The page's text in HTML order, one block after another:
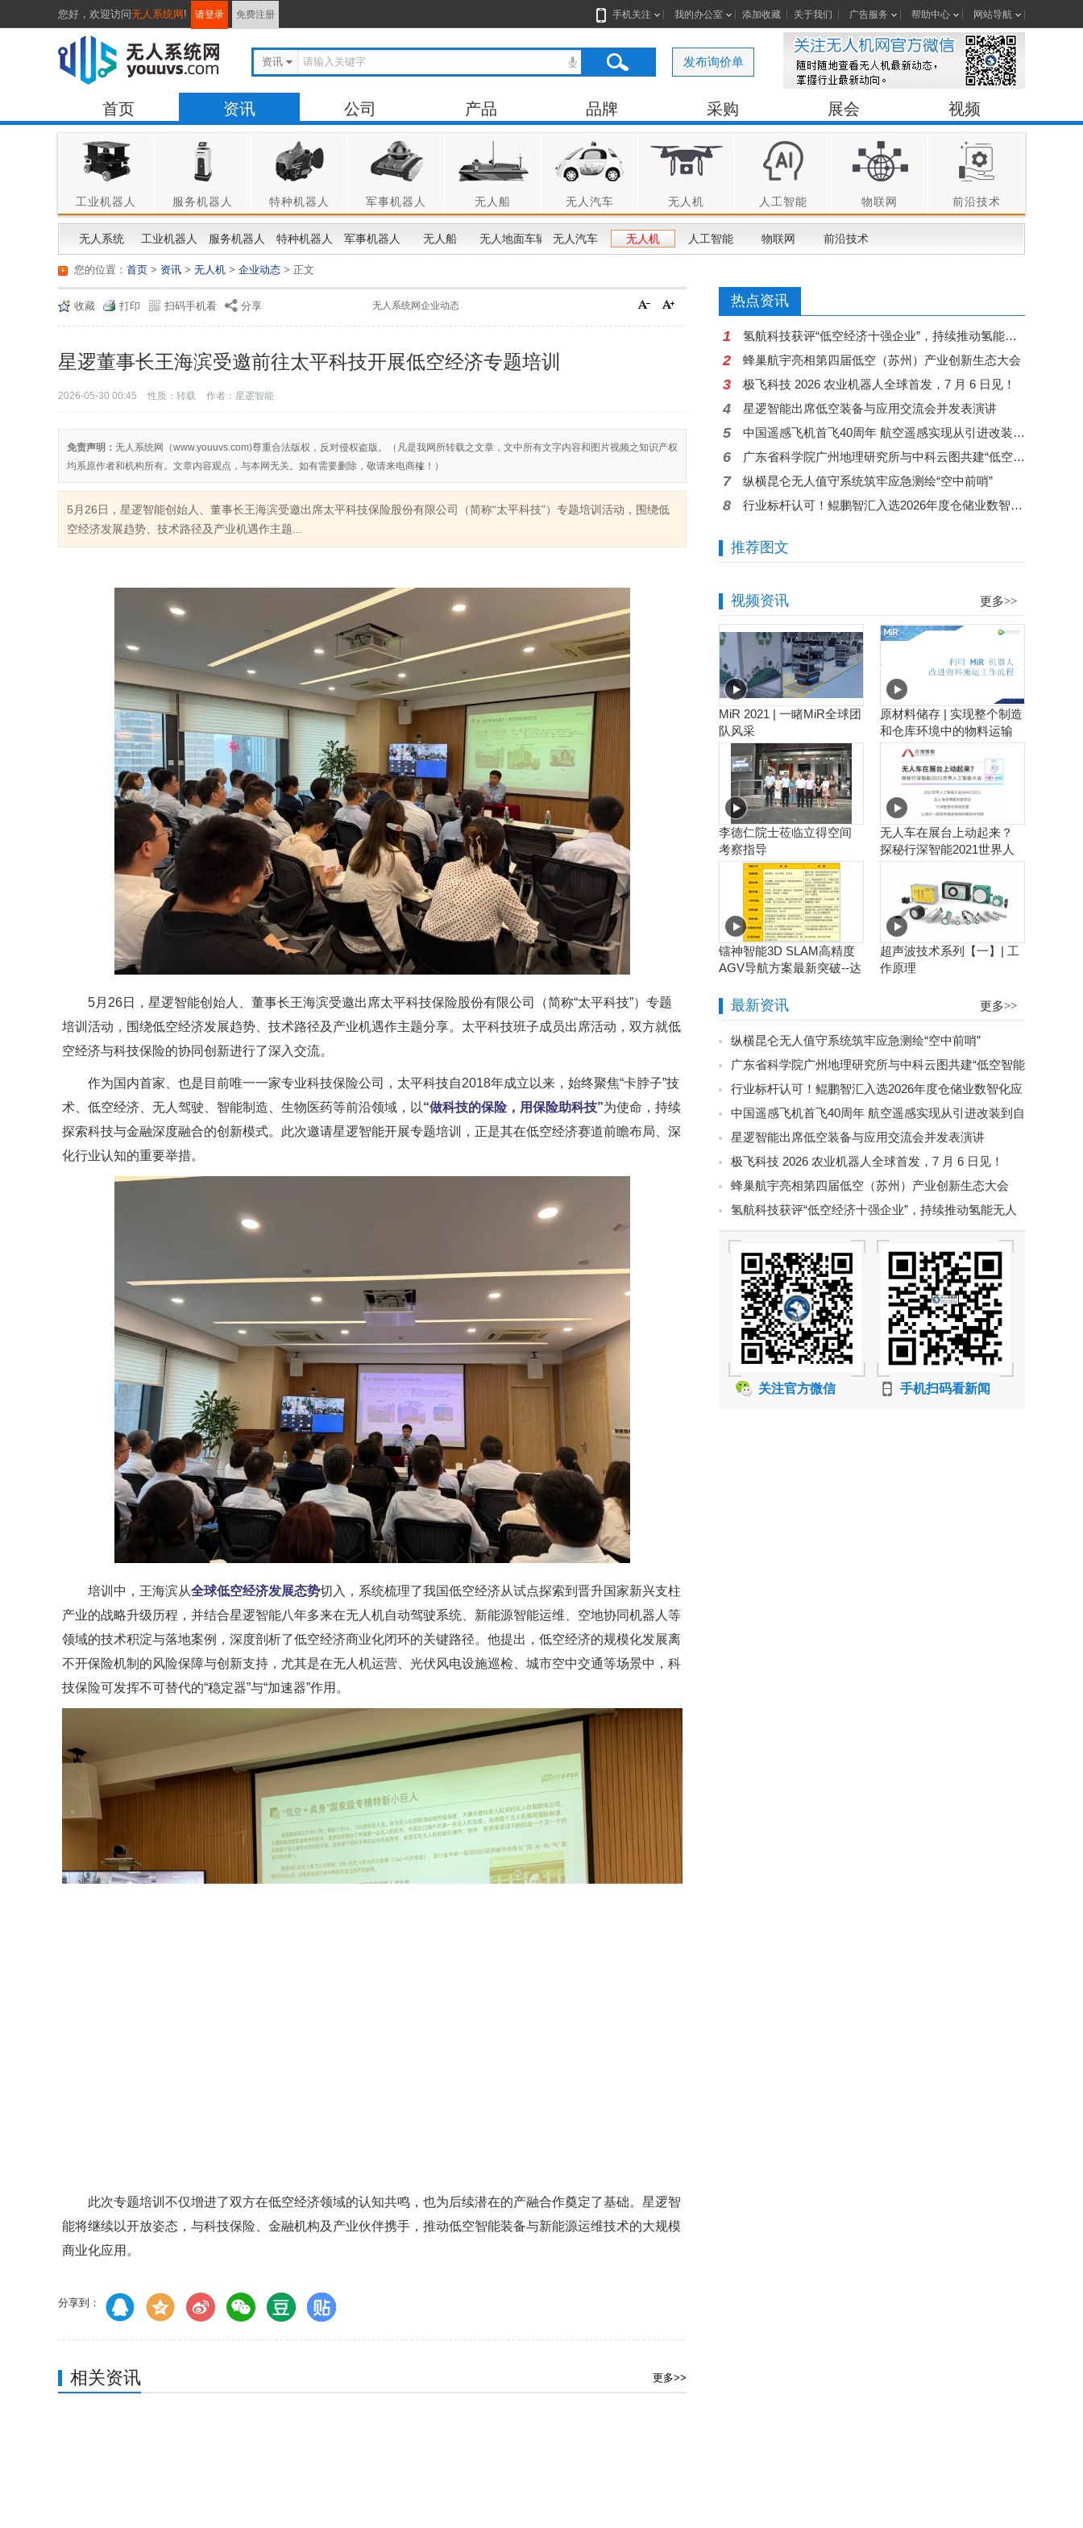
您好， 欢迎访问无人系统网 ! 请登录 免费注册 手机关注 我的办公室 添加收藏 关于我们 广告服务 帮助中心 网站导航
资讯 发布询价单
首页 资讯 公司 产品 品牌 采购 展会 视频
工业机器人 服务机器人 特种机器人 军事机器人 无人船 无人汽车 无人机 人工智能 物联网 前沿技术
无人系统 工业机器人 服务机器人 特种机器人 军事机器人 无人船 无人地面车辆 无人汽车 无人机 人工智能 物联网 前沿技术
您的位置： 首页 > 资讯 > 无人机 > 企业动态 > 正文
收藏 打印 扫码手机看 分享 无人系统网企业动态
星逻董事长王海滨受邀前往太平科技开展低空经济专题培训
2026-05-30 00:45 性质：转载 作者：星逻智能
免责声明： 无人系统网（www.youuvs.com)尊重合法版权，反对侵权盗版。（凡是我网所转载之文章，文中所有文字内容和图片视频之知识产权
均系原作者和机构所有。文章内容观点，与本网无关。如有需要删除，敬请来电商榷！）
5月26日，星逻智能创始人、董事长王海滨受邀出席太平科技保险股份有限公司（简称“太平科技”）专题培训活动，围绕低
空经济发展趋势、技术路径及产业机遇作主题...
5月26日，星逻智能创始人、董事长王海滨受邀出席太平科技保险股份有限公司（简称“太平科技”）专题
培训活动，围绕低空经济发展趋势、技术路径及产业机遇作主题分享。太平科技班子成员出席活动，双方就低
空经济与科技保险的协同创新进行了深入交流。
作为国内首家、也是目前唯一一家专业科技保险公司，太平科技自2018年成立以来，始终聚焦“卡脖子”技
术、低空经济、无人驾驶、智能制造、生物医药等前沿领域，以“做科技的保险，用保险助科技”为使命，持续
探索科技与金融深度融合的创新模式。此次邀请星逻智能开展专题培训，正是其在低空经济赛道前瞻布局、深
化行业认知的重要举措。
培训中，王海滨从全球低空经济发展态势切入，系统梳理了我国低空经济从试点探索到晋升国家新兴支柱
产业的战略升级历程，并结合星逻智能八年多来在无人机自动驾驶系统、新能源智能运维、空地协同机器人等
领域的技术积淀与落地案例，深度剖析了低空经济商业化闭环的关键路径。他提出，低空经济的规模化发展离
不开保险机制的风险保障与创新支持，尤其是在无人机运营、光伏风电设施巡检、城市空中交通等场景中，科
技保险可发挥不可替代的“稳定器”与“加速器”作用。
此次专题培训不仅增进了双方在低空经济领域的认知共鸣，也为后续潜在的产融合作奠定了基础。星逻智
能将继续以开放姿态，与科技保险、金融机构及产业伙伴携手，推动低空智能装备与新能源运维技术的大规模
商业化应用。
分享到：
相关资讯 更多>>
热点资讯
1 氢航科技获评“低空经济十强企业”，持续推动氢能无人机产业化应用
2 蜂巢航宇亮相第四届低空（苏州）产业创新生态大会
3 极飞科技 2026 农业机器人全球首发，7 月 6 日见！
4 星逻智能出席低空装备与应用交流会并发表演讲
5 中国遥感飞机首飞40周年 航空遥感实现从引进改装到自主创新跨越
6 广东省科学院广州地理研究所与中科云图共建“低空智能感知技术与应用联合实验室”揭牌
7 纵横昆仑无人值守系统筑牢应急测绘“空中前哨”
8 行业标杆认可！鲲鹏智汇入选2026年度仓储业数智化应用案例
推荐图文
视频资讯 更多>>
MiR 2021 | 一睹MiR全球团
队风采
原材料储存 | 实现整个制造
和仓库环境中的物料运输
工作流程自动化
李德仁院士莅临立得空间
考察指导
无人车在展台上动起来？
探秘行深智能2021世界人
工智能大会
镭神智能3D SLAM高精度
AGV导航方案最新突破--达
超声波技术系列【一】| 工
作原理
最新资讯 更多>>
纵横昆仑无人值守系统筑牢应急测绘“空中前哨”
广东省科学院广州地理研究所与中科云图共建“低空智能
感知技术与应用联合实验室”揭牌
行业标杆认可！鲲鹏智汇入选2026年度仓储业数智化应
用案例
中国遥感飞机首飞40周年 航空遥感实现从引进改装到自
主创新跨越
星逻智能出席低空装备与应用交流会并发表演讲
极飞科技 2026 农业机器人全球首发，7 月 6 日见！
蜂巢航宇亮相第四届低空（苏州）产业创新生态大会
氢航科技获评“低空经济十强企业”，持续推动氢能无人
机产业化应用
关注官方微信 手机扫码看新闻